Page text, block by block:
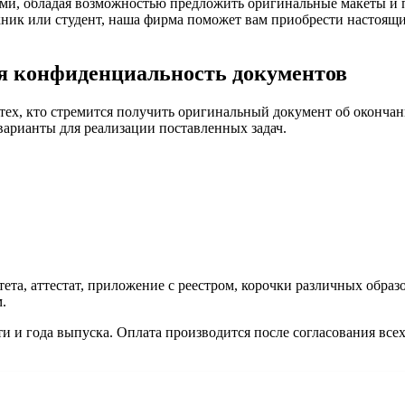
или студент, наша фирма поможет вам приобрести
конфиденциальность документов
кто стремится получить оригинальный документ об
для реализации поставленных задач.
аттестат, приложение с реестром, корочки различных
и года выпуска. Оплата производится после согласования